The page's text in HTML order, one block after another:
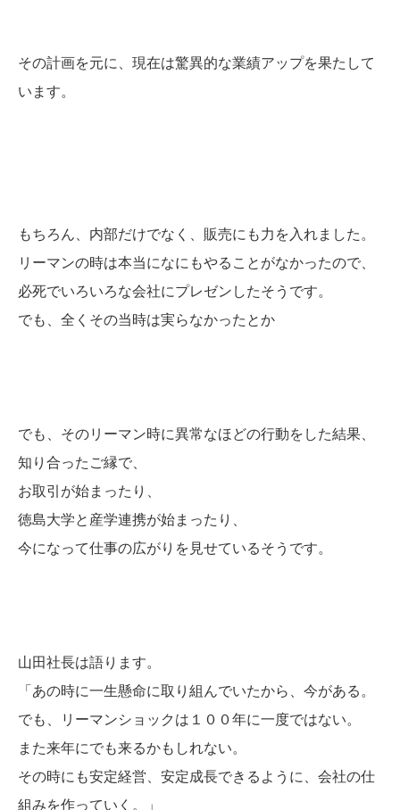
その計画を元に、現在は驚異的な業績アップを果たして
います。
もちろん、内部だけでなく、販売にも力を入れました。
リーマンの時は本当になにもやることがなかったので、
必死でいろいろな会社にプレゼンしたそうです。
でも、全くその当時は実らなかったとか
でも、そのリーマン時に異常なほどの行動をした結果、
知り合ったご縁で、
お取引が始まったり、
徳島大学と産学連携が始まったり、
今になって仕事の広がりを見せているそうです。
山田社長は語ります。
「あの時に一生懸命に取り組んでいたから、今がある。
でも、リーマンショックは１００年に一度ではない。
また来年にでも来るかもしれない。
その時にも安定経営、安定成長できるように、会社の仕
組みを作っていく。」